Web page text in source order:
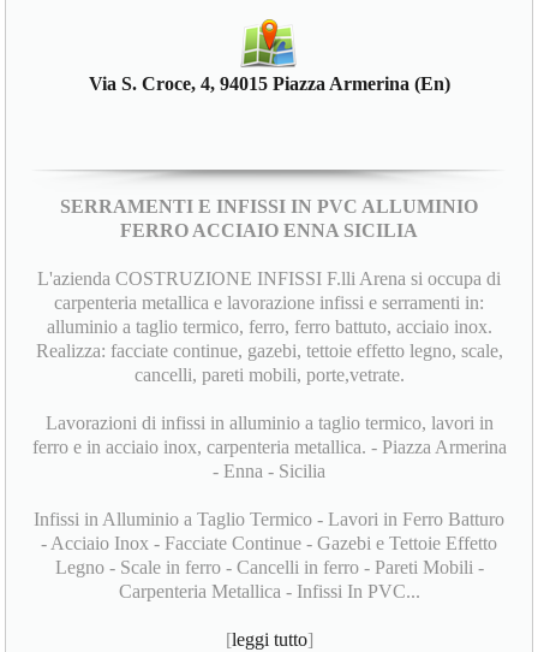
Via S. Croce, 4, 94015 Piazza Armerina (En)
SERRAMENTI E INFISSI IN PVC ALLUMINIO
FERRO ACCIAIO ENNA SICILIA
L'azienda COSTRUZIONE INFISSI F.lli Arena si occupa di
carpenteria metallica e lavorazione infissi e serramenti in:
alluminio a taglio termico, ferro, ferro battuto, acciaio inox.
Realizza: facciate continue, gazebi, tettoie effetto legno, scale,
cancelli, pareti mobili, porte,vetrate.
Lavorazioni di infissi in alluminio a taglio termico, lavori in
ferro e in acciaio inox, carpenteria metallica. - Piazza Armerina
- Enna - Sicilia
Infissi in Alluminio a Taglio Termico - Lavori in Ferro Batturo
- Acciaio Inox - Facciate Continue - Gazebi e Tettoie Effetto
Legno - Scale in ferro - Cancelli in ferro - Pareti Mobili -
Carpenteria Metallica - Infissi In PVC...
[leggi tutto]